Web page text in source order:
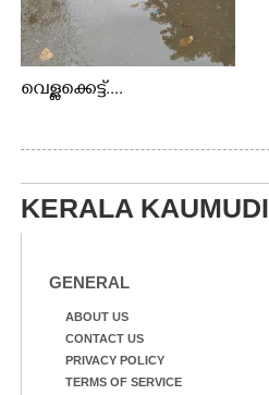
വെള്ളക്കെട്ട്....
KERALA KAUMUDI
GENERAL
ABOUT US
CONTACT US
PRIVACY POLICY
TERMS OF SERVICE